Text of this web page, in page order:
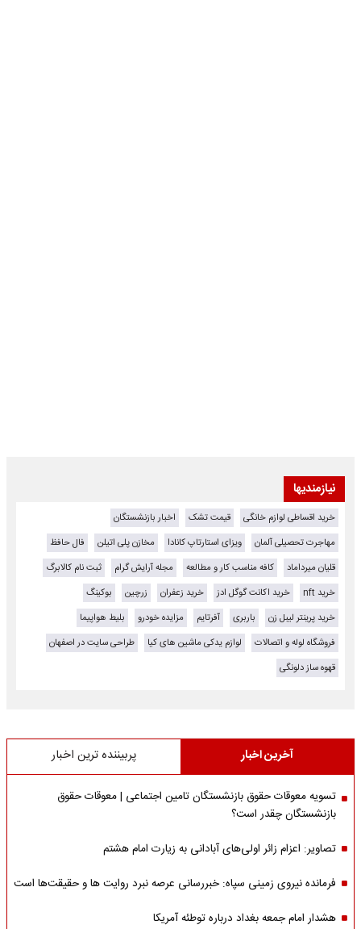
نیازمندیها
خرید اقساطی لوازم خانگی قیمت تشک
اخبار بازنشستگان
مهاجرت تحصیلی آلمان
ویزای استارتاپ کانادا مخازن پلی اتیلن
فال حافظ
قلیان میرداماد
کافه مناسب کار و مطالعه مجله آرایش گرام
ثبت نام کالابرگ
خرید nft
خرید اکانت گوگل ادز خرید زعفران زرچین
بوکینگ
خرید پرینتر لیبل زن
باربری آفرتایم مزایده خودرو
بلیط هواپیما
فروشگاه لوله و اتصالات
لوازم یدکی ماشین های کیا
طراحی سایت در اصفهان
قهوه ساز دلونگی
آخرین اخبار پربیننده ترین اخبار
تسویه معوقات حقوق بازنشستگان تامین اجتماعی | معوقات حقوق
بازنشستگان چقدر است؟
تصاویر: اعزام زائر اولی‌های آبادانی به زیارت امام هشتم
فرمانده نیروی زمینی سپاه: خبررسانی عرصه نبرد روایت ها و حقیقت‌ها است
هشدار امام جمعه بغداد درباره توطئه آمریکا